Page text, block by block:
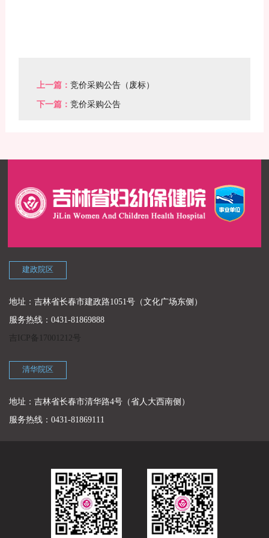
上一篇： 竞价采购公告（废标）
下一篇： 竞价采购公告
建政院区
地址：吉林省长春市建政路1051号（文化广场东侧）
服务热线：0431-81869888
吉ICP备17001212号
清华院区
地址：吉林省长春市清华路4号（省人大西南侧）
服务热线：0431-81869111